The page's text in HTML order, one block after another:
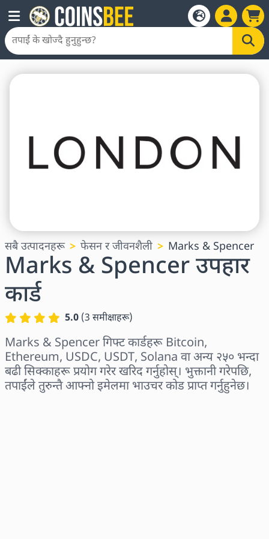
सबै उत्पादनहरू फेसन र जीवनशैली Marks & Spencer
Marks & Spencer उपहार
कार्ड
5.0 (3 समीक्षाहरू)
Marks & Spencer गिफ्ट कार्डहरू Bitcoin,
Ethereum, USDC, USDT, Solana वा अन्य २५० भन्दा
बढी सिक्काहरू प्रयोग गरेर खरिद गर्नुहोस्। भुक्तानी गरेपछि,
तपाईंले तुरुन्तै आफ्नो इमेलमा भाउचर कोड प्राप्त गर्नुहुनेछ।